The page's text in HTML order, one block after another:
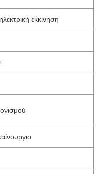
εκκίνηση